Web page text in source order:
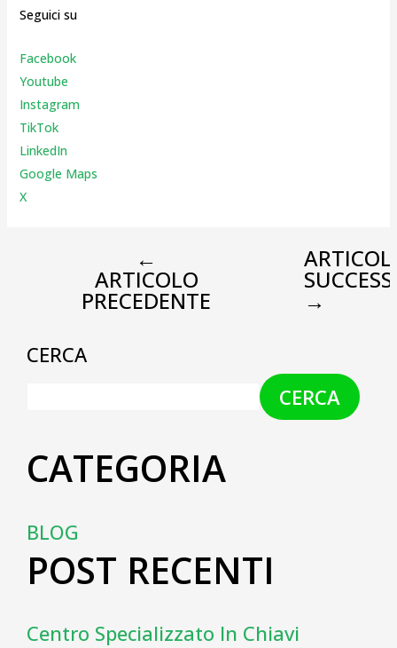
Seguici su
Facebook
Youtube
Instagram
TikTok
LinkedIn
Google Maps
X
←
ARTICOLO
PRECEDENTE →
CERCA
CERCA
CATEGORIA
BLOG
POST RECENTI
Centro Specializzato In Chiavi